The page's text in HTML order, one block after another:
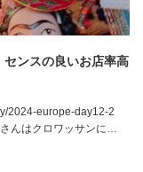
ンスの良いお店率高
2024-europe-day12-2
んはクロワッサンに…